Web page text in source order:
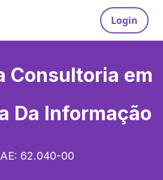
Login
Consultoria em
Da Informação
62.040-00